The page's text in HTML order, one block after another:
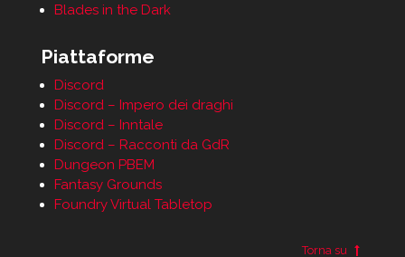
Blades in the Dark
Piattaforme
Discord
Discord – Impero dei draghi
Discord – Inntale
Discord – Racconti da GdR
Dungeon PBEM
Fantasy Grounds
Foundry Virtual Tabletop
Torna su